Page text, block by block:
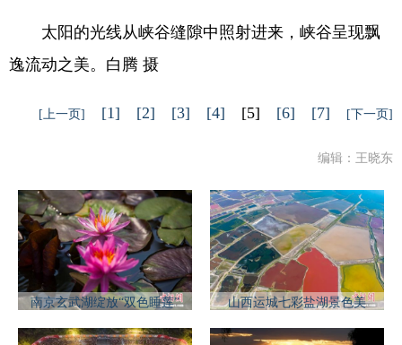
太阳的光线从峡谷缝隙中照射进来，峡谷呈现飘
逸流动之美。白腾 摄
[上一页] [1] [2] [3] [4] [5] [6] [7] [下一页]
编辑：王晓东
南京玄武湖绽放“双色睡莲” 山西运城七彩盐湖景色美